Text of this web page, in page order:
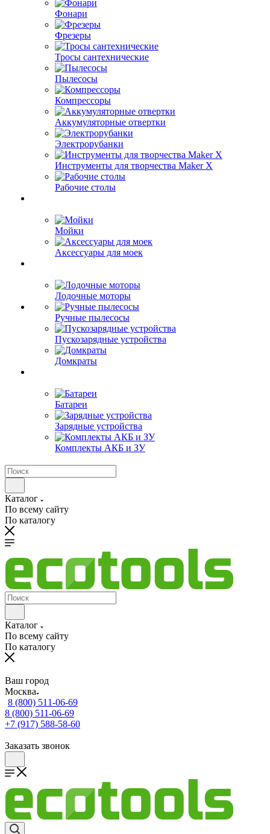
Фонари
Фрезеры
Тросы сантехнические
Пылесосы
Компрессоры
Аккумуляторные отвертки
Электрорубанки
Инструменты для творчества Maker X
Рабочие столы
Мойки
Аксессуары для моек
Лодочные моторы
Ручные пылесосы
Пускозарядные устройства
Домкраты
Батареи
Зарядные устройства
Комплекты АКБ и ЗУ
Каталог
По всему сайту
По каталогу
Каталог
По всему сайту
По каталогу
Ваш город
Москва
8 (800) 511-06-69
8 (800) 511-06-69
+7 (917) 588-58-60
Заказать звонок